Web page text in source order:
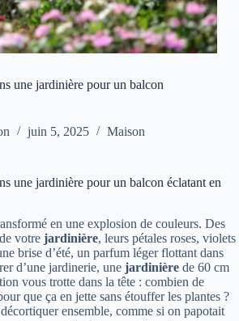
une jardinière pour un balcon
juin 5, 2025 Maison
une jardinière pour un balcon éclatant en
en une explosion de couleurs. Des
votre jardinière, leurs pétales roses, violets
brise d’été, un parfum léger flottant dans
d’une jardinerie, une jardinière de 60 cm
vous trotte dans la tête : combien de
que ça en jette sans étouffer les plantes ?
ensemble, comme si on papotait